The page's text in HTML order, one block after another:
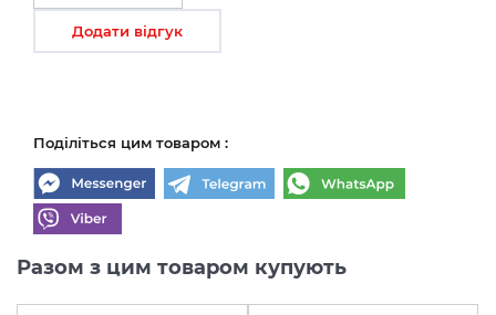
Додати відгук
Поділіться цим товаром :
Разом з цим товаром купують